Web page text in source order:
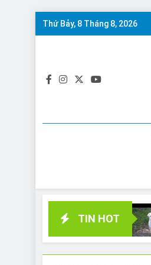
Skip
Thứ Bảy, 8 Tháng 8, 2026
TIN HOT